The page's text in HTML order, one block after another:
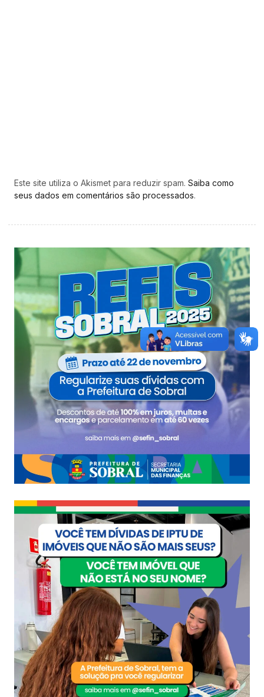
Este site utiliza o Akismet para reduzir spam. Saiba como
seus dados em comentários são processados.